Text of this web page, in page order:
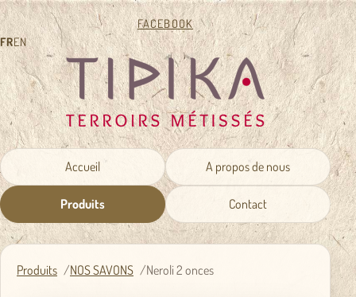
FACEBOOK
FREN
Accueil A propos de nous
Produits Contact
Produits NOS SAVONS Neroli 2 onces